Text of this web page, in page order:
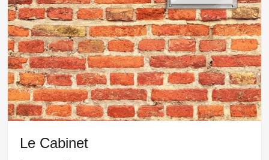
Cabinet
d'avocats
RDC,
Elvis
Mayo
Le Cabinet